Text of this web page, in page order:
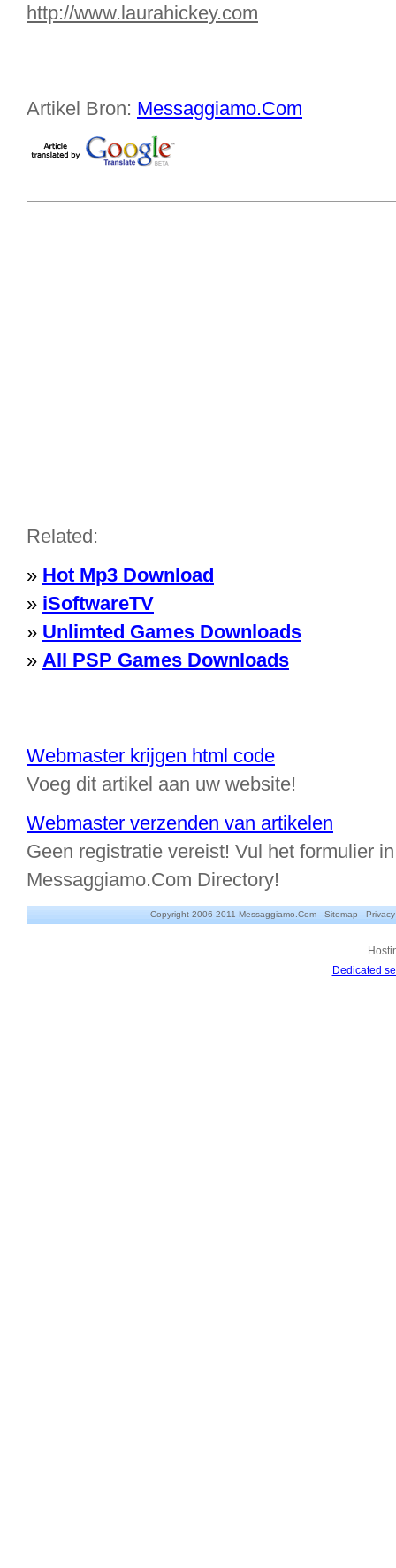
http://www.laurahickey.com
Artikel Bron: Messaggiamo.Com
Related:
» Hot Mp3 Download
» iSoftwareTV
» Unlimted Games Downloads
» All PSP Games Downloads
Webmaster krijgen html code
Voeg dit artikel aan uw website!
Webmaster verzenden van artikelen
Geen registratie vereist! Vul het formulier
Messaggiamo.Com Directory!
Copyright 2006-2011 Messaggiamo.Com - Sitemap - Privacy
Dedicated